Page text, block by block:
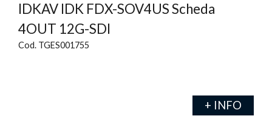
IDKAV IDK FDX-SOV4US Scheda
4OUT 12G-SDI
Cod. TGES001755
+ INFO